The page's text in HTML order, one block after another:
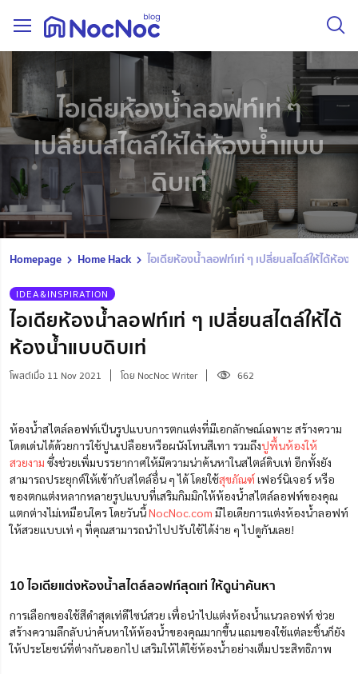
ไอเดียห้องน้ำลอฟท์เท่ ๆ
เปลี่ยนสไตล์ให้ได้ห้องน้ำแบบ
ดิบเท่
Homepage Home Hack ไอเดียห้องน้ำลอฟท์เท่ ๆ เปลี่ยนสไตล์ให้ได้ห้อง
IDEA&INSPIRATION
ไอเดียห้องน้ำลอฟท์เท่ ๆ เปลี่ยนสไตล์ให้ได้
ห้องน้ำแบบดิบเท่
โพสต์เมื่อ 11 Nov 2021 โดย NocNoc Writer 662
ห้องน้ำสไตล์ลอฟท์เป็นรูปแบบการตกแต่งที่มีเอกลักษณ์เฉพาะ สร้างความ
โดดเด่นได้ด้วยการใช้ปูนเปลือยหรือผนังโทนสีเทา รวมถึงปูพื้นห้องให้
สวยงาม ซึ่งช่วยเพิ่มบรรยากาศให้มีความน่าค้นหาในสไตล์ดิบเท่ อีกทั้งยัง
สามารถประยุกต์ให้เข้ากับสไตล์อื่น ๆ ได้ โดยใช้สุขภัณฑ์เฟอร์นิเจอร์ หรือ
ของตกแต่งหลากหลายรูปแบบที่เสริมกิมมิกให้ห้องน้ำสไตล์ลอฟท์ของคุณ
แตกต่างไม่เหมือนใคร โดยวันนี้NocNoc.com มีไอเดียการแต่งห้องน้ำลอฟท์
ให้สวยแบบเท่ ๆ ที่คุณสามารถนำไปปรับใช้ได้ง่าย ๆ ไปดูกันเลย!
10 ไอเดียแต่งห้องน้ำสไตล์ลอฟท์สุดเท่ ให้ดูน่าค้นหา
การเลือกของใช้สีดำสุดเท่ดีไซน์สวย เพื่อนำไปแต่งห้องน้ำแนวลอฟท์ ช่วย
สร้างความลึกลับน่าค้นหาให้ห้องน้ำของคุณมากขึ้น แถมของใช้แต่ละชิ้นก็ยัง
ให้ประโยชน์ที่ต่างกันออกไป เสริมให้ได้ใช้ห้องน้ำอย่างเต็มประสิทธิภาพ